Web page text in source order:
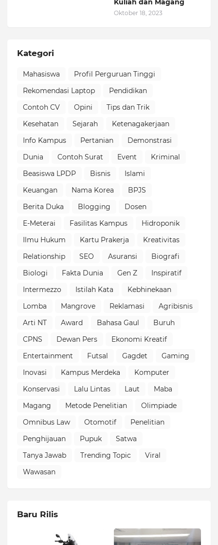
Kuliah dan Magang
Oktober 18, 2023
Kategori
Mahasiswa
Profil Perguruan Tinggi
Rekomendasi Laptop
Pendidikan
Contoh CV
Opini
Tips dan Trik
Kesehatan
Sejarah
Ketenagakerjaan
Info Kampus
Pertanian
Demonstrasi
Dunia
Contoh Surat Event
Kriminal
Beasiswa LPDP
Bisnis
Islami
Keuangan
Nama Korea
BPJS
Berita Duka
Blogging
Dosen
E-Meterai
Fasilitas Kampus
Hidroponik
Ilmu Hukum
Kartu Prakerja
Kreativitas
Relationship
SEO Asuransi
Biografi
Biologi
Fakta Dunia Gen Z
Inspiratif
Intermezzo
Istilah Kata
Kebhinekaan
Lomba
Mangrove Reklamasi
Agribisnis
Arti NT
Award Bahasa Gaul
Buruh
CPNS
Dewan Pers
Ekonomi Kreatif
Entertainment
Futsal Gagdet
Gaming
Inovasi
Kampus Merdeka
Komputer
Konservasi
Lalu Lintas Laut
Maba
Magang
Metode Penelitian
Olimpiade
Omnibus Law
Otomotif
Penelitian
Penghijauan
Pupuk
Satwa
Tanya Jawab
Trending Topic
Viral
Wawasan
Baru Rilis